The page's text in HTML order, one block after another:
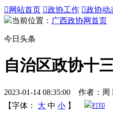
 网站首页 政协工作 政协动
当前位置： 广西政协网首页
今日头条
自治区政协十
2023-01-14 08:35:00 作者：
【字体：
大 中 小 】 打印